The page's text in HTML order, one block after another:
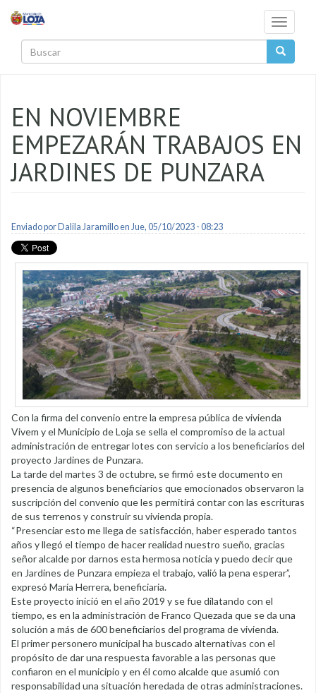
Toggle
EN NOVIEMBRE
EMPEZARÁN TRABAJOS EN
JARDINES DE PUNZARA
Enviado por Dalila Jaramilloen Jue, 05/10/2023 - 08:23
Con la firma del convenio entre la empresa pública de vivienda
Vivem y el Municipio de Loja se sella el compromiso de la actual
administración de entregar lotes con servicio a los beneficiarios del
proyecto Jardines de Punzara.
La tarde del martes 3 de octubre, se firmó este documento en
presencia de algunos beneficiarios que emocionados observaron la
suscripción del convenio que les permitirá contar con las escrituras
de sus terrenos y construir su vivienda propia.
“Presenciar esto me llega de satisfacción, haber esperado tantos
años y llegó el tiempo de hacer realidad nuestro sueño, gracias
señor alcalde por darnos esta hermosa noticia y puedo decir que
en Jardines de Punzara empieza el trabajo, valió la pena esperar”,
expresó María Herrera, beneficiaria.
Este proyecto inició en el año 2019 y se fue dilatando con el
tiempo, es en la administración de Franco Quezada que se da una
solución a más de 600 beneficiarios del programa de vivienda.
El primer personero municipal ha buscado alternativas con el
propósito de dar una respuesta favorable a las personas que
confiaron en el municipio y en él como alcalde que asumió con
responsabilidad una situación heredada de otras administraciones.